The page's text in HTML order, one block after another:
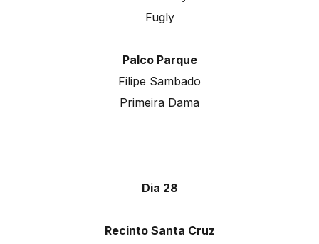
Fugly
Palco Parque
Filipe Sambado
Primeira Dama
Dia 28
Recinto Santa Cruz